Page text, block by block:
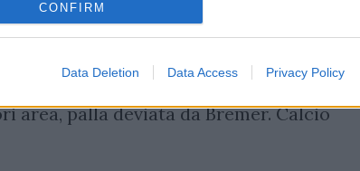
CONFIRM
Data Deletion Data Access Privacy Policy
Sugli sviluppi di un calcio da fermo
di testa più in alto di tutti, ma non trova
area, palla deviata da Bremer. Calcio